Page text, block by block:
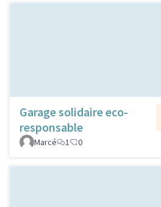
Garage solidaire eco-
responsable
Marcé
1 0